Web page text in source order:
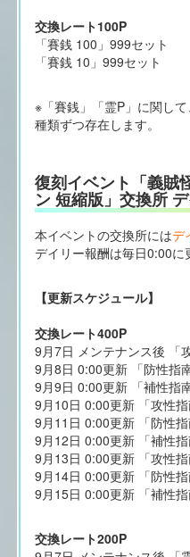
交換レート100P
「賽銭 100」999セット
「賽銭 10」999セット
※「賽銭」「霊P」に関し
種類ずつ存在します。
復刻イベント「義賊
ン 短縮版」交換所
本イベントの交換所にはデ
デイリー報酬は毎日0:00に
【更新スケジュール】
交換レート400P
9月7日 メンテナンス後 「
9月8日 0:00更新 「防性指
9月9日 0:00更新 「補性指
9月10日 0:00更新 「攻性
9月11日 0:00更新 「防性
9月12日 0:00更新 「補性
9月13日 0:00更新 「攻性
9月14日 0:00更新 「防性
9月15日 0:00更新 「補性
交換レート200P